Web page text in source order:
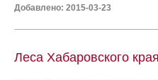
Добавлено: 2015-03-23
Леса Хабаровского края